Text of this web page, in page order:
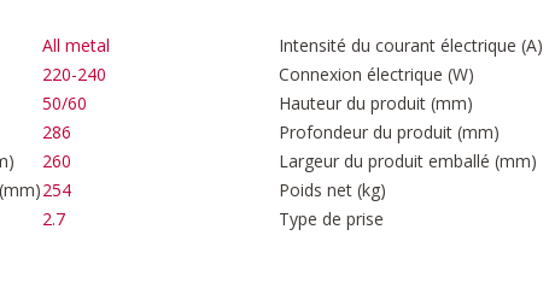
All metal Intensité du courant électrique (A)
220-240 Connexion électrique (W)
50/60 Hauteur du produit (mm)
286 Profondeur du produit (mm)
260 Largeur du produit emballé (mm)
254 Poids net (kg)
2.7 Type de prise